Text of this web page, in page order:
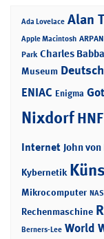
Ada Lovelace Alan
Apple Macintosh
Park Charles
Museum
ENIAC Enigma
NixdorfHNF
Internet John
Kybernetik
Mikrocomputer
Rechenmaschine
Berners-Lee World